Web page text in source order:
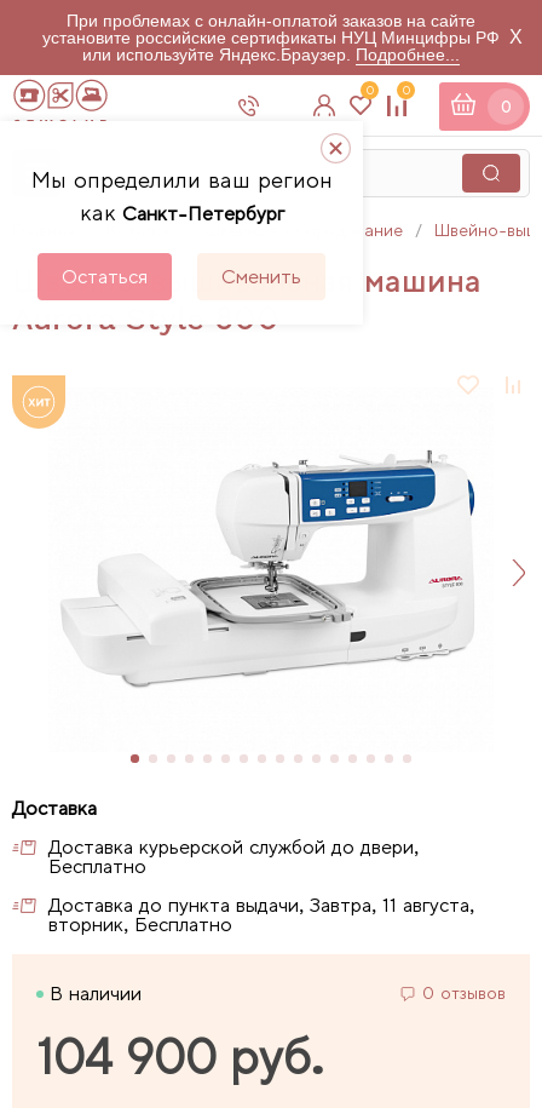
При проблемах с онлайн-оплатой заказов на сайте
установите российские сертификаты НУЦ Минцифры РФ
или используйте Яндекс.Браузер. Подробнее...
X
Мы определили ваш регион
как Санкт-Петербург
Остаться Сменить
0 0
0
Швейное оборудование Швейно-
Швейно-вышивальная машина
Aurora Style 800
Доставка курьерской службой до двери,
Бесплатно
Доставка до пункта выдачи, Завтра, 11 августа,
вторник, Бесплатно
В наличии 0 отзывов
104 900 руб.